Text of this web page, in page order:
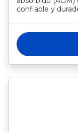
confiable y